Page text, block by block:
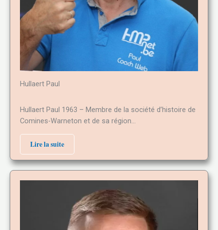
Hullaert Paul
Hullaert Paul 1963 – Membre de la société d’histoire de
Comines-Warneton et de sa région…
Lire la suite